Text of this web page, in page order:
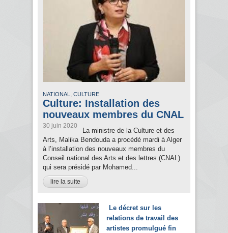
NATIONAL , CULTURE
Culture: Installation des
nouveaux membres du CNAL
30 juin 2020
La ministre de la Culture et des
Arts, Malika Bendouda a procédé mardi à Alger
à l’installation des nouveaux membres du
Conseil national des Arts et des lettres (CNAL)
qui sera présidé par Mohamed...
lire la suite
Le décret sur les
relations de travail des
artistes promulgué fin